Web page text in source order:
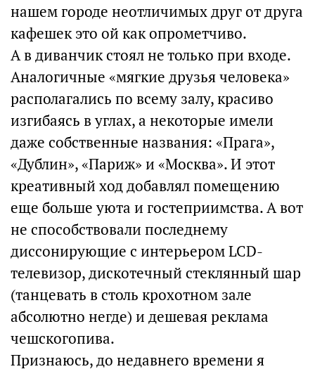
нашем городе неотличимых друг от друга
кафешек это ой как опрометчиво.
А в диванчик стоял не только при входе.
Аналогичные «мягкие друзья человека»
располагались по всему залу, красиво
изгибаясь в углах, а некоторые имели
даже собственные названия: «Прага»,
«Дублин», «Париж» и «Москва». И этот
креативный ход добавлял помещению
еще больше уюта и гостеприимства. А вот
не способствовали последнему
диссонирующие с интерьером LCD-
телевизор, дискотечный стеклянный шар
(танцевать в столь крохотном зале
абсолютно негде) и дешевая реклама
чешскогопива.
Признаюсь, до недавнего времени я